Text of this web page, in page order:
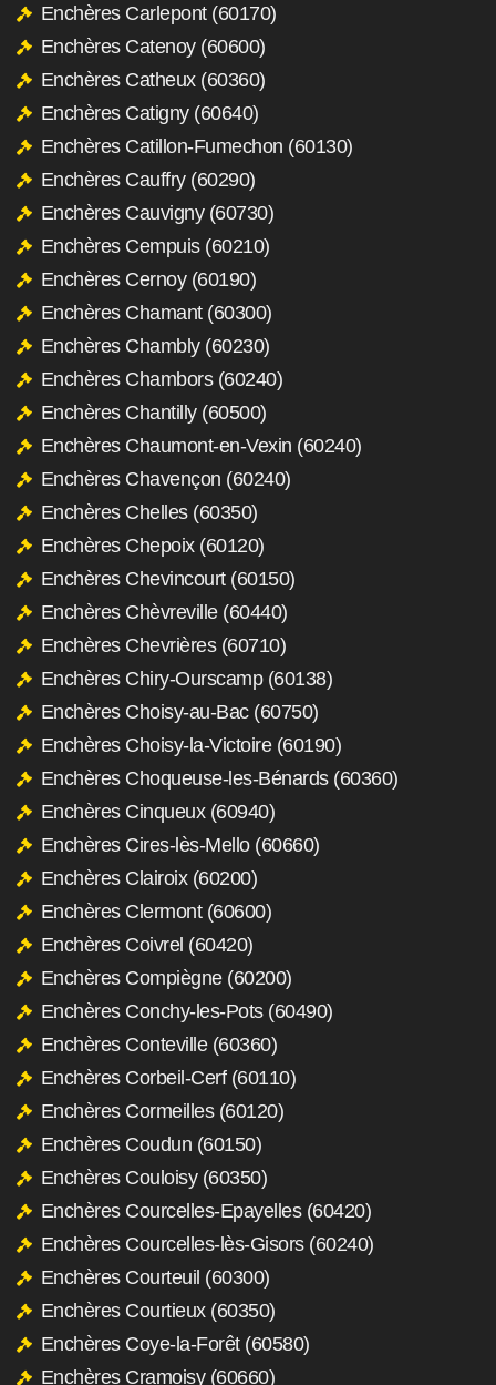
Enchères Carlepont (60170)
Enchères Catenoy (60600)
Enchères Catheux (60360)
Enchères Catigny (60640)
Enchères Catillon-Fumechon (60130)
Enchères Cauffry (60290)
Enchères Cauvigny (60730)
Enchères Cempuis (60210)
Enchères Cernoy (60190)
Enchères Chamant (60300)
Enchères Chambly (60230)
Enchères Chambors (60240)
Enchères Chantilly (60500)
Enchères Chaumont-en-Vexin (60240)
Enchères Chavençon (60240)
Enchères Chelles (60350)
Enchères Chepoix (60120)
Enchères Chevincourt (60150)
Enchères Chèvreville (60440)
Enchères Chevrières (60710)
Enchères Chiry-Ourscamp (60138)
Enchères Choisy-au-Bac (60750)
Enchères Choisy-la-Victoire (60190)
Enchères Choqueuse-les-Bénards (60360)
Enchères Cinqueux (60940)
Enchères Cires-lès-Mello (60660)
Enchères Clairoix (60200)
Enchères Clermont (60600)
Enchères Coivrel (60420)
Enchères Compiègne (60200)
Enchères Conchy-les-Pots (60490)
Enchères Conteville (60360)
Enchères Corbeil-Cerf (60110)
Enchères Cormeilles (60120)
Enchères Coudun (60150)
Enchères Couloisy (60350)
Enchères Courcelles-Epayelles (60420)
Enchères Courcelles-lès-Gisors (60240)
Enchères Courteuil (60300)
Enchères Courtieux (60350)
Enchères Coye-la-Forêt (60580)
Enchères Cramoisy (60660)